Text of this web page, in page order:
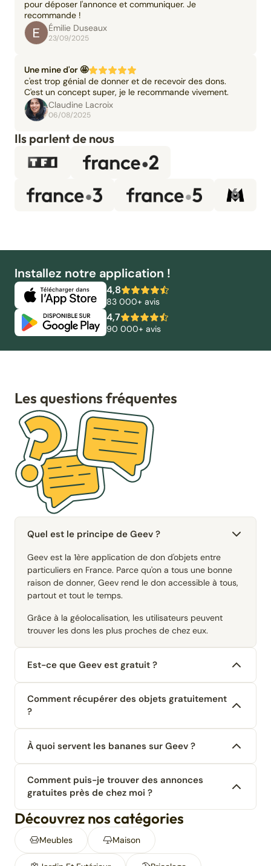
pour déposer l'annonce et communiquer. Je
recommande !
Émilie Duseaux
23/09/2025
Une mine d'or 🤩
c'est trop génial de donner et de recevoir des dons.
C'est un concept super, je le recommande vivement.
Claudine Lacroix
06/08/2025
Ils parlent de nous
Installez notre application !
4,8
83 000+ avis
4,7
90 000+ avis
Les questions fréquentes
Quel est le principe de Geev ?
Geev est la 1ère application de don d'objets entre
particuliers en France. Parce qu'on a tous une bonne
raison de donner, Geev rend le don accessible à tous,
partout et tout le temps.
Grâce à la géolocalisation, les utilisateurs peuvent
trouver les dons les plus proches de chez eux.
Est-ce que Geev est gratuit ?
Comment récupérer des objets gratuitement
?
À quoi servent les bananes sur Geev ?
Comment puis-je trouver des annonces
gratuites près de chez moi ?
Découvrez nos catégories
Meubles Maison